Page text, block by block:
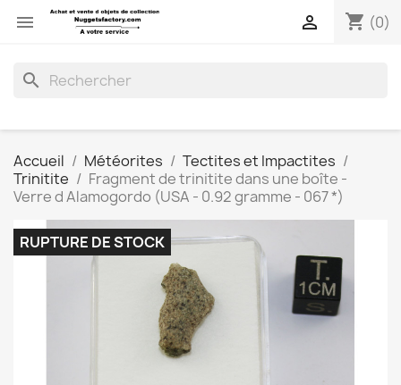
 shopping_cart (0)

search
Accueil Météorites
Tectites et Impactites
Trinitite
Fragment de trinitite dans une boîte -
Verre d Alamogordo (USA - 0.92 gramme - 067 *)
RUPTURE DE STOCK